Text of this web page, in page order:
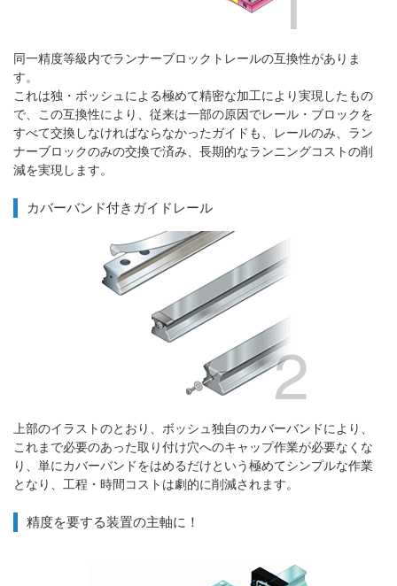
同一精度等級内でランナーブロックトレールの互換性がありま
す。
これは独・ボッシュによる極めて精密な加工により実現したもの
で、この互換性により、従来は一部の原因でレール・ブロックを
すべて交換しなければならなかったガイドも、レールのみ、ラン
ナーブロックのみの交換で済み、長期的なランニングコストの削
減を実現します。
カバーバンド付きガイドレール
上部のイラストのとおり、ボッシュ独自のカバーバンドにより、
これまで必要のあった取り付け穴へのキャップ作業が必要なくな
り、単にカバーバンドをはめるだけという極めてシンプルな作業
となり、工程・時間コストは劇的に削減されます。
精度を要する装置の主軸に！